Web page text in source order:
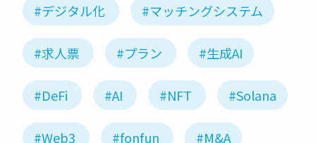
#デジタル化 #マッチングシステム
#求人票 #プラン #生成AI
#DeFi #AI #NFT #Solana
#Web3 #fonfun #M&A